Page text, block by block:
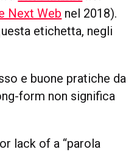
Next Web nel 2018).
etichetta, negli
e buone pratiche da
form non significa
lack of a “parola